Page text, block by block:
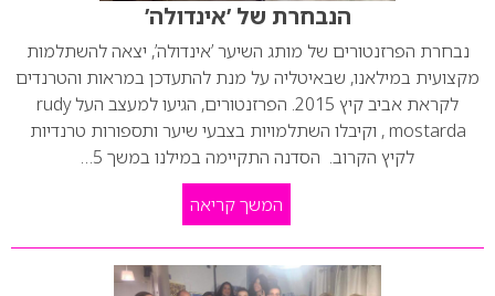
הנבחרת של ’אינדולה’
נבחרת הפרזנטורים של מותג השיער ’אינדולה’, יצאה להשתלמות
מקצועית במילאנו, שבאיטליה על מנת להתעדכן במראות והטרנדים
לקראת אביב קיץ 2015. הפרזנטורים, הגיעו למעצב העל rudy
mostarda , וקיבלו השתלמויות בצבעי שיער ותספורות טרנדיות
לקיץ הקרוב. הסדנה התקיימה במילנו במשך 5…
המשך קריאה